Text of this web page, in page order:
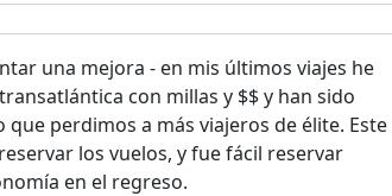
una mejora - en mis últimos viajes he
con millas y $$ y han sido
que perdimos a más viajeros de élite. Este
los vuelos, y fue fácil reservar
en el regreso.